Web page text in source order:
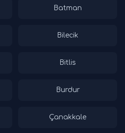
Batman
Bilecik
Bitlis
Burdur
Çanakkale